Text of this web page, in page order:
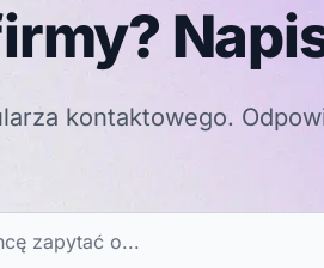
kontaktowego.